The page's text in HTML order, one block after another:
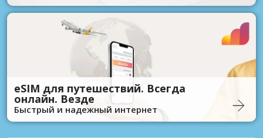
eSIM для путешествий. Всегда
онлайн. Везде
Быстрый и надежный интернет